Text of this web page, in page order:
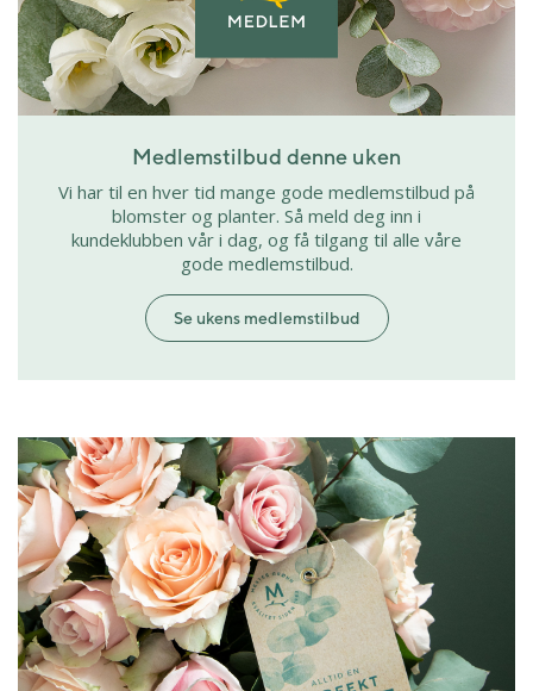
Medlemstilbud denne uken
Vi har til en hver tid mange gode medlemstilbud på
blomster og planter. Så meld deg inn i
kundeklubben vår i dag, og få tilgang til alle våre
gode medlemstilbud.
Se ukens medlemstilbud